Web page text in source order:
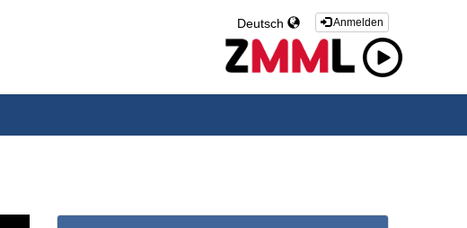
Anmelden
Deutsch